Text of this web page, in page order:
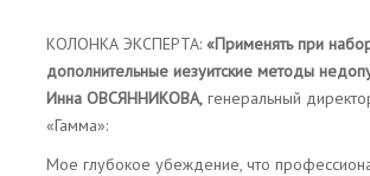
КОЛОНКА ЭКСПЕРТА: «Применять при
дополнительные иезуитские методы
Инна ОВСЯННИКОВА,генеральный
«Гамма»:
Мое глубокое убеждение, что